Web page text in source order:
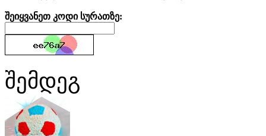
შეიყვანეთ კოდი სურათზე:
შემდეგ